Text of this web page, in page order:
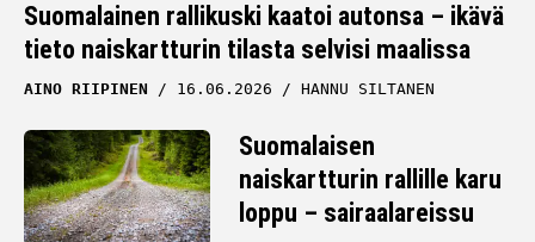
Suomalainen rallikuski kaatoi autonsa – ikävä
tieto naiskartturin tilasta selvisi maalissa
AINO RIIPINEN 16.06.2026 HANNU SILTANEN
Suomalaisen
naiskartturin rallille karu
loppu – sairaalareissu